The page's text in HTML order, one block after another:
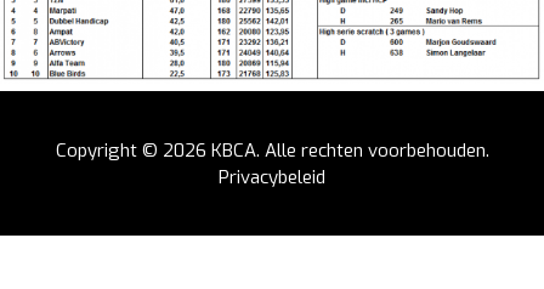
Copyright © 2026 KBCA. Alle rechten voorbehouden.
Privacybeleid